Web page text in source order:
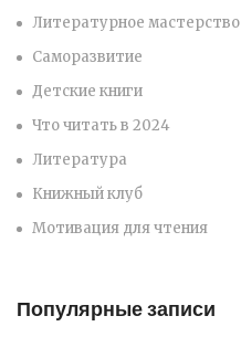
Литературное мастерство
Саморазвитие
Детские книги
Что читать в 2024
Литература
Книжный клуб
Мотивация для чтения
Популярные записи